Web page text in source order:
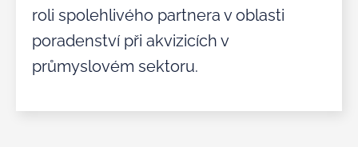
roli spolehlivého partnera v oblasti
poradenství při akvizicích v
průmyslovém sektoru.